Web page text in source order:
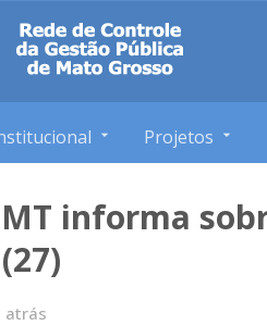
Projetos
informa
atrás